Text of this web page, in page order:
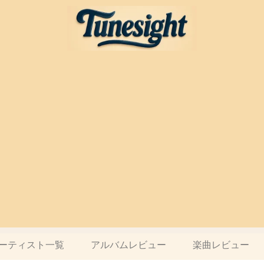
ティスト一覧 アルバムレビュー 楽曲レビュー